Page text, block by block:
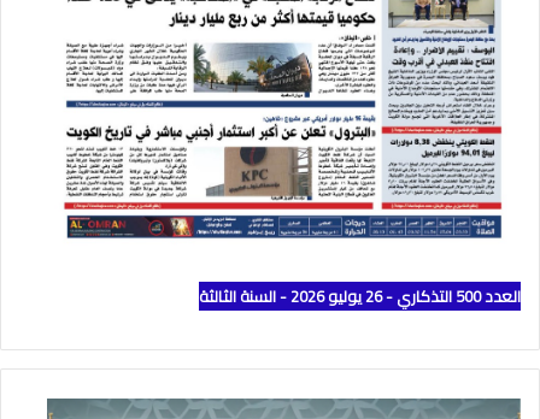
العدد 500 التذكاري - 26 يوليو 2026 - السنة الثالثة